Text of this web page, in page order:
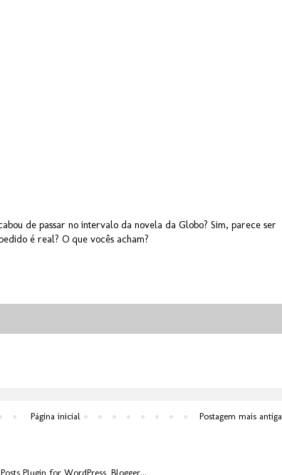
de passar no intervalo da novela da Globo? Sim, parece ser
é real? O que vocês acham?
Postagem mais antiga
Página inicial